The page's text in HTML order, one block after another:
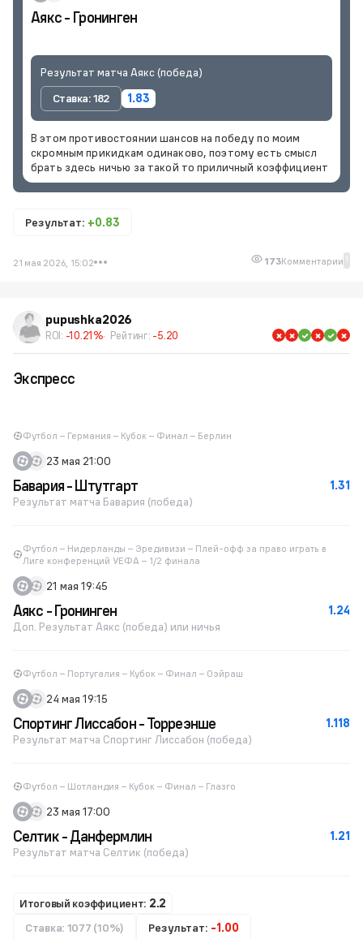
Аякс - Гронинген
Результат матча Аякс (победа)
Ставка: 182
1.83
В этом противостоянии шансов на победу по моим
скромным прикидкам одинаково, поэтому есть смысл
брать здесь ничью за такой то приличный коэффициент
Результат: +0.83
21 мая 2026, 15:02 173Комментарии 1
pupushka2026
ROI: -10.21% Рейтинг: -5.20
Экспресс
Футбол – Германия – Кубок – Финал – Берлин
23 мая 21:00
1.31
Бавария - Штутгарт
Результат матча Бавария (победа)
Футбол – Нидерланды – Эредивизи – Плей-офф за право играть в
Лиге конференций УЕФА – 1/2 финала
21 мая 19:45
1.24
Аякс - Гронинген
Доп. Результат Аякс (победа) или ничья
Футбол – Португалия – Кубок – Финал – Оэйраш
24 мая 19:15
1.118
Спортинг Лиссабон - Торреэнше
Результат матча Спортинг Лиссабон (победа)
Футбол – Шотландия – Кубок – Финал – Глазго
23 мая 17:00
1.21
Селтик - Данфермлин
Результат матча Селтик (победа)
Итоговый коэффициент: 2.2
Ставка: 1077 (10%)
Результат: -1.00